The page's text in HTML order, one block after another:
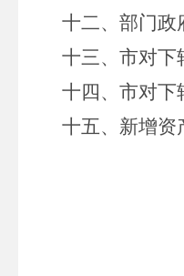
十二、部门政
十三、市对下
十四、市对下
十五、新增资